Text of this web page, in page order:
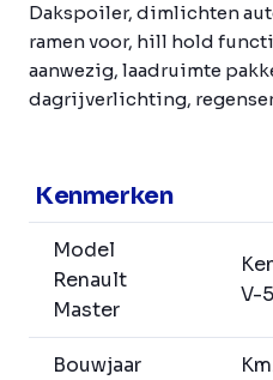
Dakspoiler, dimlichten
ramen voor, hill hold
aanwezig, laadruimte
dagrijverlichting,
Kenmerken
Model
Renault
Master
V-
Bouwjaar